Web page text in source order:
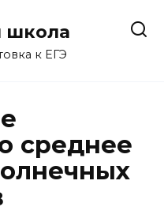
школа
к ЕГЭ
среднее